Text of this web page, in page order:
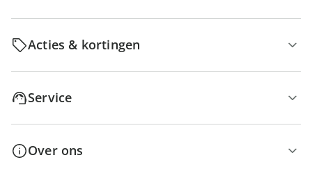
Acties & kortingen
Service
Over ons